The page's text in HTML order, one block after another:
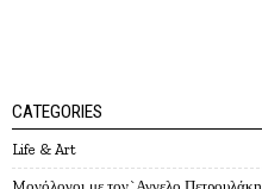
CATEGORIES
Life & Art